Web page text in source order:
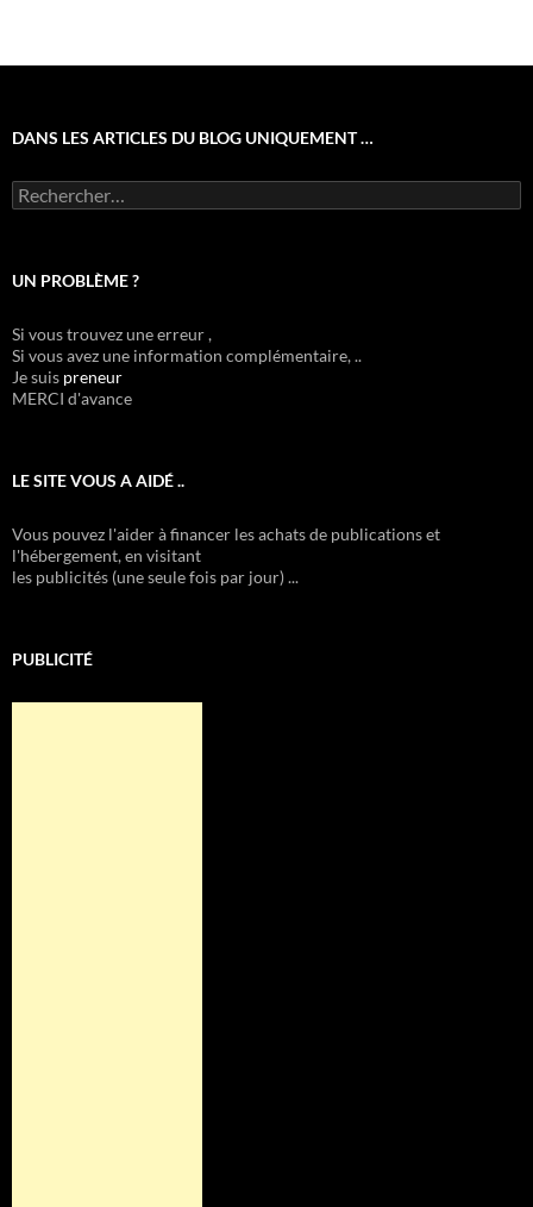
DANS LES ARTICLES DU BLOG UNIQUEMENT …
Rechercher :
UN PROBLÈME ?
Si vous trouvez une erreur ,
Si vous avez une information complémentaire, ..
Je suis preneur
MERCI d'avance
LE SITE VOUS A AIDÉ ..
Vous pouvez l'aider à financer les achats de publications et
l'hébergement, en visitant
les publicités (une seule fois par jour) ...
PUBLICITÉ